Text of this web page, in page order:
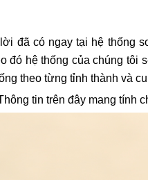
đã có ngay tại hệ thống
đó hệ thống của chúng tôi
theo từng tỉnh thành và
tin trên đây mang tính